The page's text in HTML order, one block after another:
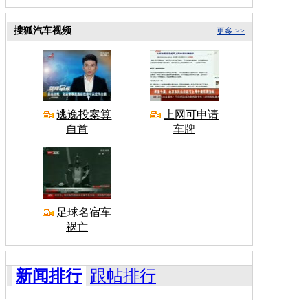
更多 >>
搜狐汽车视频
逃逸投案算
自首
上网可申请
车牌
足球名宿车
祸亡
新闻排行 跟帖排行